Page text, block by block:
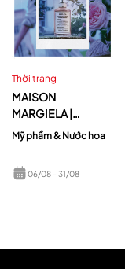
Thời trang
MAISON
MARGIELA |
REPLICA UP AT
DAWN
Mỹ phẩm & Nước hoa
06/08- 31/08